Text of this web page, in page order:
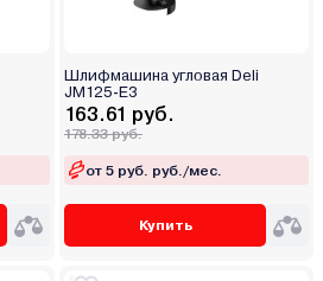
Шлифмашина угловая Deli
JM125-E3
163.61 руб.
178.33 руб.
от 5 руб. руб./мес.
Купить